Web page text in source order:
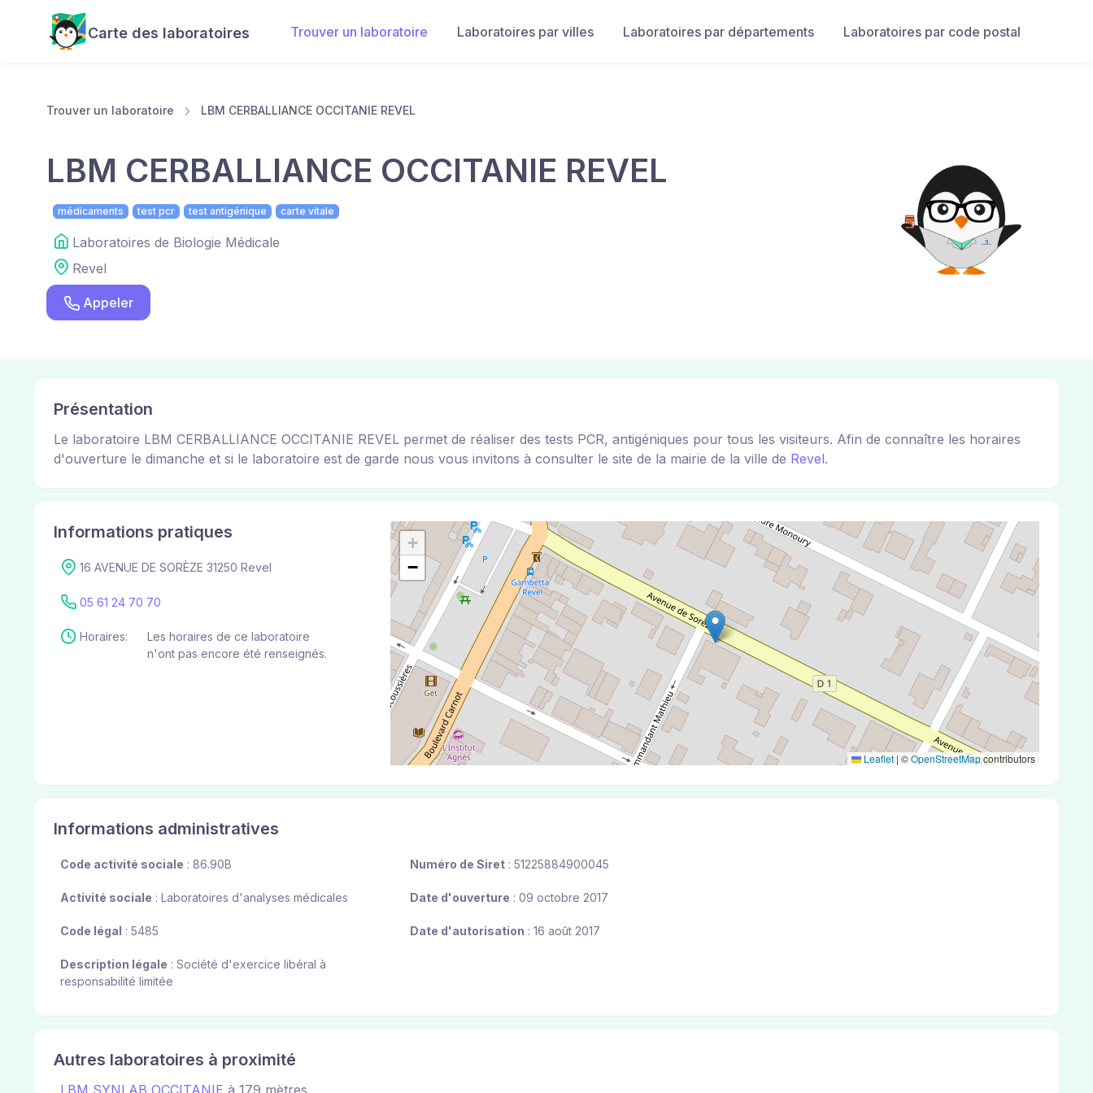
Carte des laboratoires Trouver un laboratoire Laboratoires par villes Laboratoires par départements Laboratoires par code postal
Trouver un laboratoire LBM CERBALLIANCE OCCITANIE REVEL
LBM CERBALLIANCE OCCITANIE REVEL
médicaments test pcr test antigénique carte vitale
Laboratoires de Biologie Médicale
Revel
Appeler
Présentation
Le laboratoire LBM CERBALLIANCE OCCITANIE REVEL permet de réaliser des tests PCR, antigéniques pour tous les visiteurs. Afin de connaître les horaires
d'ouverture le dimanche et si le laboratoire est de garde nous vous invitons à consulter le site de la mairie de la ville de Revel.
Informations pratiques
16 AVENUE DE SORÈZE 31250 Revel
05 61 24 70 70
Horaires:
Les horaires de ce laboratoire
n'ont pas encore été renseignés.
+
−
Leaflet | ©OpenStreetMapcontributors
Informations administratives
Code activité sociale : 86.90B
Activité sociale : Laboratoires d'analyses médicales
Code légal : 5485
Description légale : Société d'exercice libéral à
responsabilité limitée
Numéro de Siret : 51225884900045
Date d'ouverture : 09 octobre 2017
Date d'autorisation : 16 août 2017
Autres laboratoires à proximité